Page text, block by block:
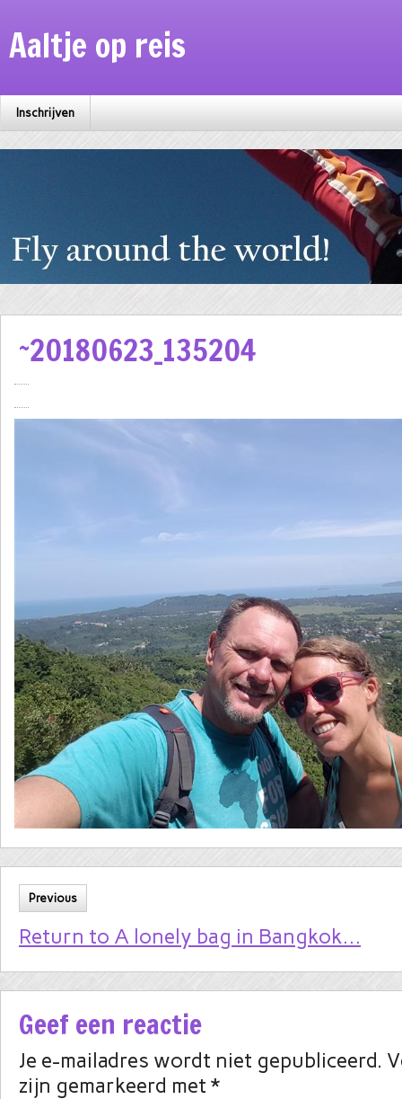
Aaltje op reis
Inschrijven
~20180623_135204
Previous
Return to A lonely bag in Bangkok…
Geef een reactie
Je e-mailadres wordt niet gepubliceerd.
zijn gemarkeerd met *